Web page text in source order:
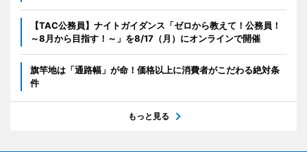
【TAC公務員】ナイトガイダンス「ゼロから教えて！公務員！
～8月から目指す！～」を8/17（月）にオンラインで開催
旗竿地は「通路幅」が命！価格以上に消費者がこだわる絶対条
件
もっと見る